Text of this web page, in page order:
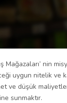
Mağazaları’ nin
uygun nitelik ve
ve düşük
sunmaktır.